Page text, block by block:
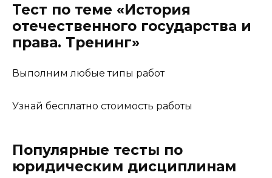
Тест по теме «История
отечественного государства и
права. Тренинг»
Выполним любые типы работ
Узнай бесплатно стоимость работы
Популярные тесты по
юридическим дисциплинам